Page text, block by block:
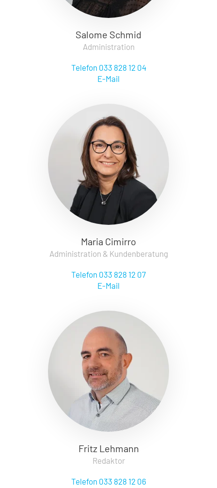
Salome Schmid
Administration
Telefon 033 828 12 04
E-Mail
Maria Cimirro
Administration & Kundenberatung
Telefon 033 828 12 07
E-Mail
Fritz Lehmann
Redaktor
Telefon 033 828 12 06